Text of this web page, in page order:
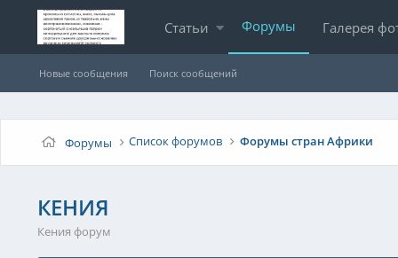
Статьи Форумы Галерея
Новые сообщения Поиск сообщений
Форумы Список форумов Форумы стран Африки
КЕНИЯ
Кения форум